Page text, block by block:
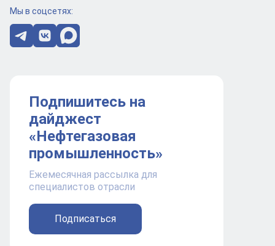
Мы в соцсетях:
Подпишитесь на
дайджест
«Нефтегазовая
промышленность»
Ежемесячная рассылка для
специалистов отрасли
Подписаться